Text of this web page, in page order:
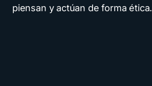
piensan y actúan de forma ética.